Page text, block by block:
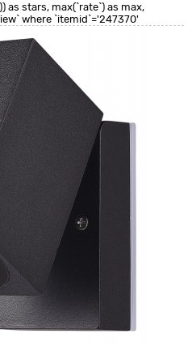
as stars, max(`rate`) as max,
where `itemid`='247370'